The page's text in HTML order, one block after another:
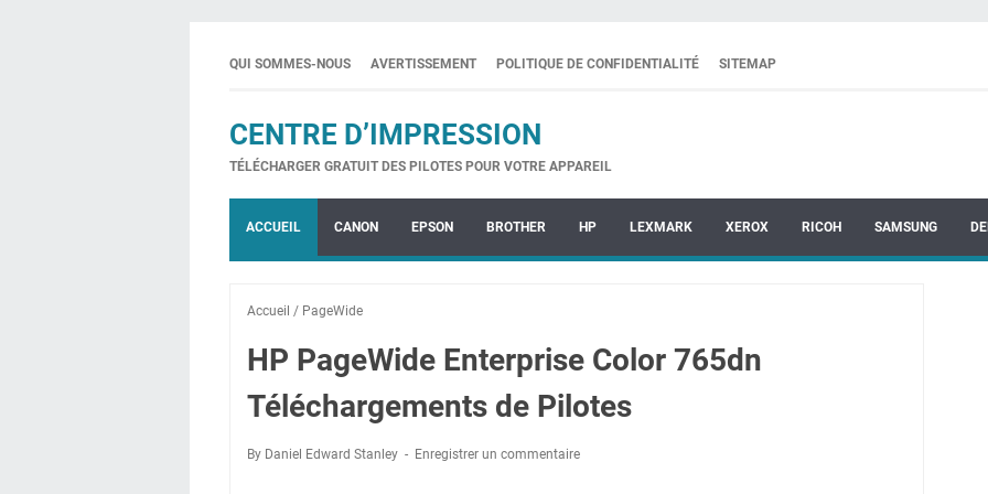
QUI SOMMES-NOUS AVERTISSEMENT POLITIQUE DE CONFIDENTIALITÉ SITEMAP
CENTRE D’IMPRESSION
TÉLÉCHARGER GRATUIT DES PILOTES POUR VOTRE APPAREIL
ACCUEIL CANON EPSON BROTHER HP LEXMARK XEROX RICOH SAMSUNG
Accueil / PageWide
HP PageWide Enterprise Color 765dn
Téléchargements de Pilotes
By Daniel Edward Stanley Enregistrer un commentaire